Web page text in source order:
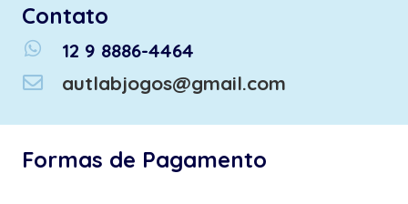
Contato
whatsapp
12 9 8886-4464
autlabjogos@gmail.com
Formas de Pagamento